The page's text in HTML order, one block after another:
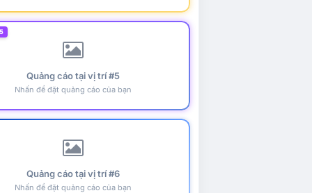
Quảng cáo tại vị trí #5
Nhấn để đặt quảng cáo của bạn
Quảng cáo tại vị trí #6
Nhấn để đặt quảng cáo của bạn